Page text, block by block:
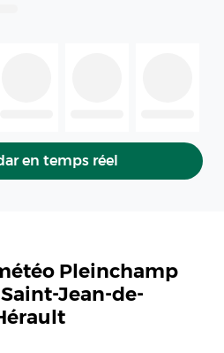
en temps réel
Pleinchamp
Jean-de-